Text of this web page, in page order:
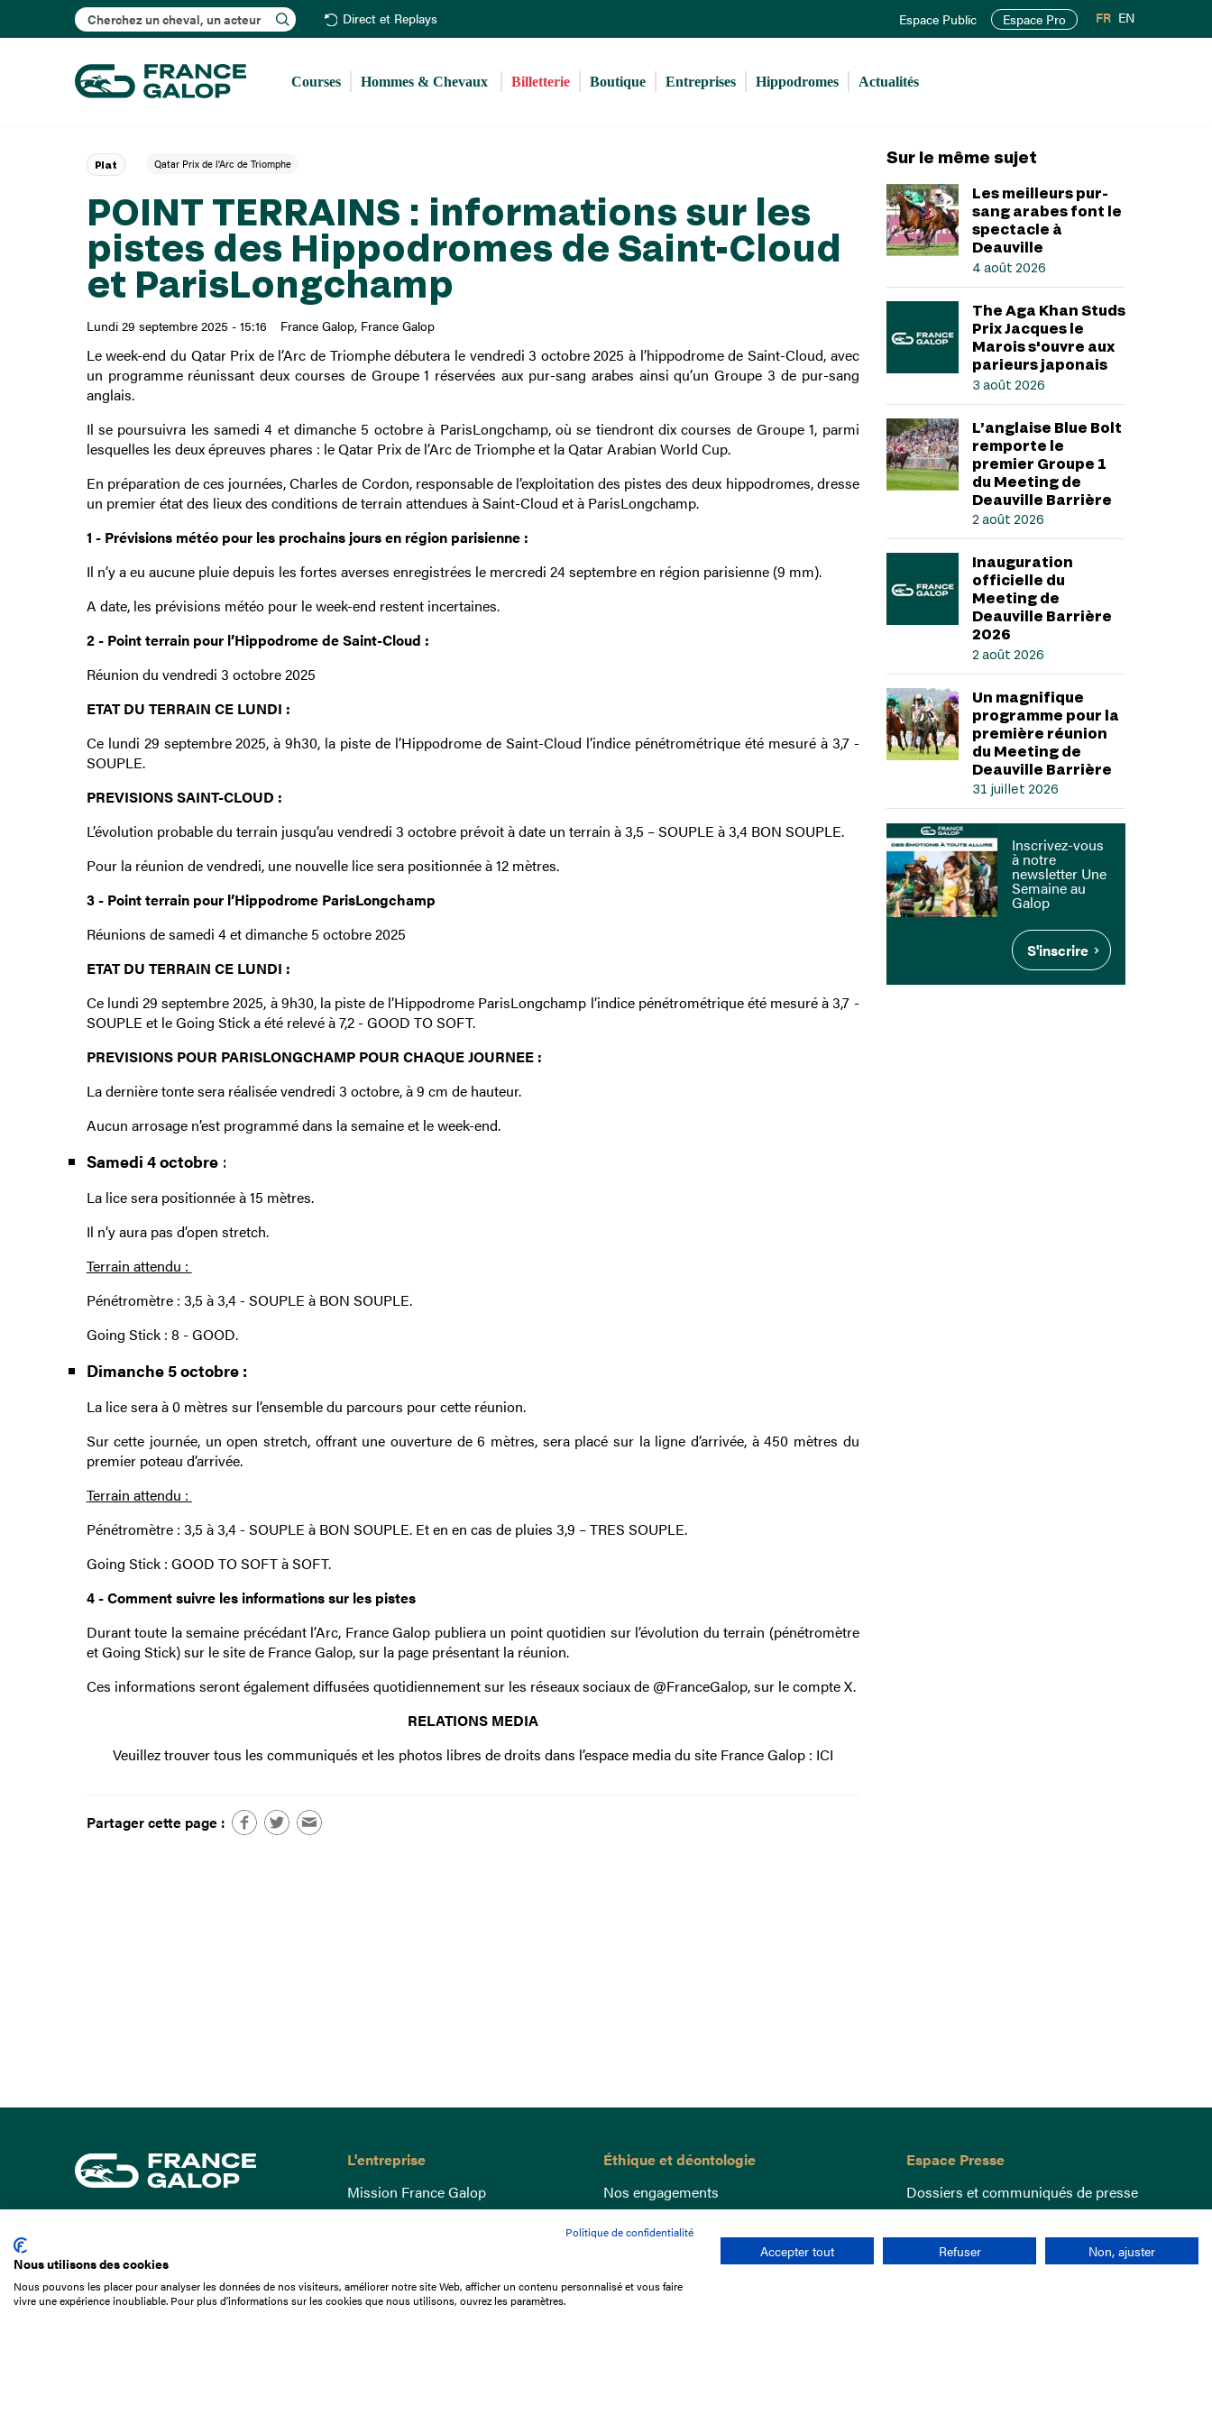
au
principal
Rechercher Direct et Replays Espace Public Espace Pro FR EN
Courses Hommes & Chevaux Billetterie Boutique Entreprises Hippodromes Actualités
POINT TERRAINS : informations sur les
pistes des Hippodromes de Saint-Cloud
et ParisLongchamp
Lundi 29 septembre 2025 - 15:16 France Galop France Galop
Plat Qatar Prix de l'Arc de Triomphe
Le week-end du Qatar Prix de l’Arc de Triomphe débutera le vendredi 3 octobre 2025 à l’hippodrome de Saint-Cloud, avec
un programme réunissant deux courses de Groupe 1 réservées aux pur-sang arabes ainsi qu’un Groupe 3 de pur-sang
anglais.
Il se poursuivra les samedi 4 et dimanche 5 octobre à ParisLongchamp, où se tiendront dix courses de Groupe 1, parmi
lesquelles les deux épreuves phares : le Qatar Prix de l’Arc de Triomphe et la Qatar Arabian World Cup.
En préparation de ces journées, Charles de Cordon, responsable de l’exploitation des pistes des deux hippodromes, dresse
un premier état des lieux des conditions de terrain attendues à Saint-Cloud et à ParisLongchamp.
1 - Prévisions météo pour les prochains jours en région parisienne :
Il n’y a eu aucune pluie depuis les fortes averses enregistrées le mercredi 24 septembre en région parisienne (9 mm).
A date, les prévisions météo pour le week-end restent incertaines.
2 - Point terrain pour l’Hippodrome de Saint-Cloud :
Réunion du vendredi 3 octobre 2025
ETAT DU TERRAIN CE LUNDI :
Ce lundi 29 septembre 2025, à 9h30, la piste de l’Hippodrome de Saint-Cloud l’indice pénétrométrique été mesuré à 3,7 -
SOUPLE.
PREVISIONS SAINT-CLOUD :
L’évolution probable du terrain jusqu’au vendredi 3 octobre prévoit à date un terrain à 3,5 – SOUPLE à 3,4 BON SOUPLE.
Pour la réunion de vendredi, une nouvelle lice sera positionnée à 12 mètres.
3 - Point terrain pour l’Hippodrome ParisLongchamp
Réunions de samedi 4 et dimanche 5 octobre 2025
ETAT DU TERRAIN CE LUNDI :
Ce lundi 29 septembre 2025, à 9h30, la piste de l’Hippodrome ParisLongchamp l’indice pénétrométrique été mesuré à 3,7 -
SOUPLE et le Going Stick a été relevé à 7,2 - GOOD TO SOFT.
PREVISIONS POUR PARISLONGCHAMP POUR CHAQUE JOURNEE :
La dernière tonte sera réalisée vendredi 3 octobre, à 9 cm de hauteur.
Aucun arrosage n’est programmé dans la semaine et le week-end.
Samedi 4 octobre:
La lice sera positionnée à 15 mètres.
Il n’y aura pas d’open stretch.
Terrain attendu :
Pénétromètre : 3,5 à 3,4 - SOUPLE à BON SOUPLE.
Going Stick : 8 - GOOD.
Dimanche 5 octobre :
La lice sera à 0 mètres sur l’ensemble du parcours pour cette réunion.
Sur cette journée, un open stretch, offrant une ouverture de 6 mètres, sera placé sur la ligne d’arrivée, à 450 mètres du
premier poteau d’arrivée.
Terrain attendu :
Pénétromètre : 3,5 à 3,4 - SOUPLE à BON SOUPLE. Et en en cas de pluies 3,9 – TRES SOUPLE.
Going Stick : GOOD TO SOFT à SOFT.
4 - Comment suivre les informations sur les pistes
Durant toute la semaine précédant l’Arc, France Galop publiera un point quotidien sur l’évolution du terrain (pénétromètre
et Going Stick) sur le site de France Galop, sur la page présentant la réunion.
Ces informations seront également diffusées quotidiennement sur les réseaux sociaux de @FranceGalop, sur le compte X.
RELATIONS MEDIA
Veuillez trouver tous les communiqués et les photos libres de droits dans l’espace media du site France Galop : ICI
Partager cette page :
Sur le même sujet
Les meilleurs pur-
sang arabes font le
spectacle à
Deauville
4 août 2026
The Aga Khan Studs
Prix Jacques le
Marois s'ouvre aux
parieurs japonais
3 août 2026
L’anglaise Blue Bolt
remporte le
premier Groupe 1
du Meeting de
Deauville Barrière
2 août 2026
Inauguration
officielle du
Meeting de
Deauville Barrière
2026
2 août 2026
Un magnifique
programme pour la
première réunion
du Meeting de
Deauville Barrière
31 juillet 2026
Inscrivez-vous
à notre
newsletter Une
Semaine au
Galop
S'inscrire
01 49 10 20 29
L'entreprise
Mission France Galop
Gouvernance
Comprendre les courses
Docuthèque
Éthique et déontologie
Nos engagements
Lutte anti-dopage
Bien être equin
Index Egalité Femmes-Hommes
Jeu responsable
Espace Presse
Dossiers et communiqués de presse
Politique de confidentialité
Nous utilisons des cookies
Nous pouvons les placer pour analyser les données de nos visiteurs, améliorer notre site Web, afficher un contenu personnalisé et vous faire
vivre une expérience inoubliable. Pour plus d'informations sur les cookies que nous utilisons, ouvrez les paramètres.
Accepter tout Refuser Non, ajuster